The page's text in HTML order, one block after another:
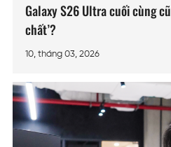
Galaxy S26 Ultra cuối cùng
chất’?
10, tháng 03, 2026